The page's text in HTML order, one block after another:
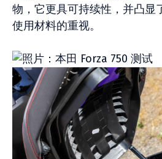
物，它更具可持续性，并凸显
使用材料的重视。